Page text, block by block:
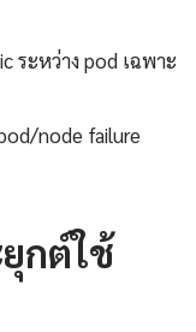
ระหว่าง pod เฉพาะ
node failure
กต์ใช้